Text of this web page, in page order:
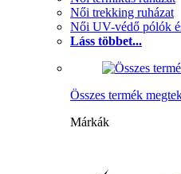
Női trekking ruházat
Női UV-védő pólók
Láss többet...
Összes termék
Márkák